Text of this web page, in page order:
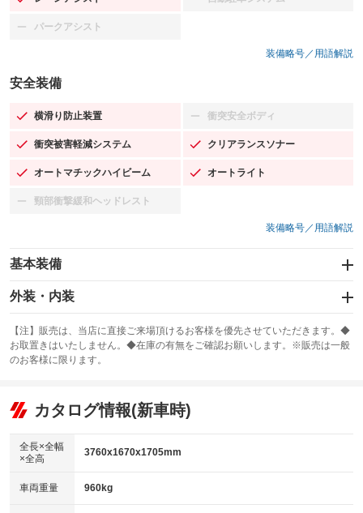
：装備あり ：装備なし
パークアシスト
：装備なし
装備略号／用語解説
安全装備
横滑り防止装置
：装備あり 衝突安全ボディ
：装備なし
衝突被害軽減システム
：装備あり クリアランスソナー
：装備あり
オートマチックハイビーム
：装備あり オートライト
：装備あり
頸部衝撃緩和ヘッドレスト
：装備なし
装備略号／用語解説
基本装備
エアバッグ：運転席/助手席
：装備あり
：装備なし
サンルーフ
：装備なし ABS
リフトアップ
：装備なし
：装備なし
パワーウィンドウ
アイドリングストップ
：装備あり
外装・内装
カーナビ：メモリーナビ他
：装備あり
TV：フルセグ
：装備あり
ビジュアル：-／DVD再生
：装備あり
：装備あり
革シート
キーレス
【注】販売は、当店に直接ご来場頂けるお客様を優先させていただきます。◆
お取置きはいたしません。◆在庫の有無をご確認お願いします。※販売は一般
のお客様に限ります。
カタログ情報(新車時)
全長×全幅
×全高
3760x1670x1705mm
車両重量 960kg